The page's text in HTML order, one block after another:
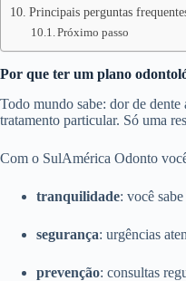
Principais perguntas
Próximo passo
Por que ter um plano
Todo mundo sabe: dor de dente
tratamento particular. Só uma
Com o SulAmérica Odonto
tranquilidade: você
segurança: urgências
prevenção: consultas